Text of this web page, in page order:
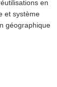
en
et système
géographique